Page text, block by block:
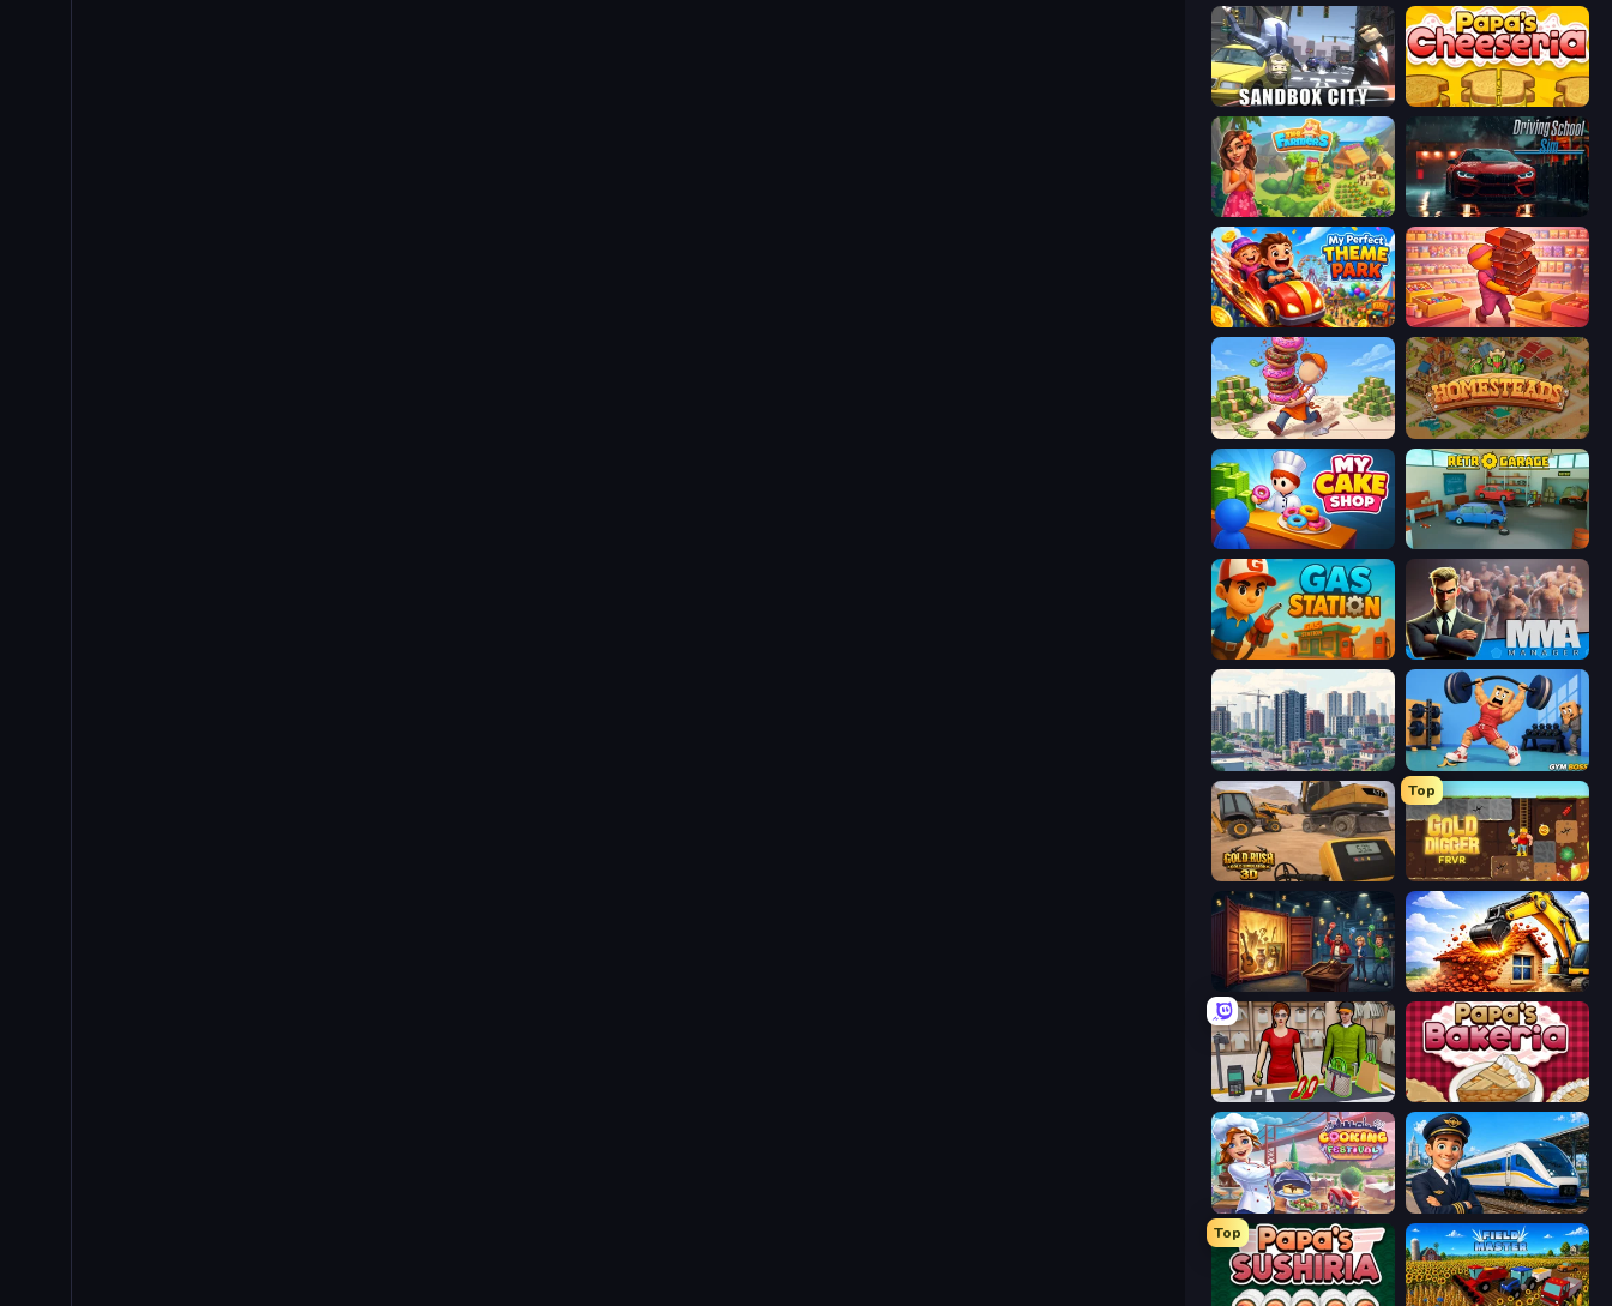
Sandbox City Papa's Cheeseria
The Farmers Driving School Simulator
My Perfect Theme Park Candy Packing Store
Donut Place Homesteads: Dream Farm
My Cake Shop
Gas Station MMA Manager 2
SuperCity 3D Gym Boss
Gold Rush: Gold Simulator 3D
Top
Gold Digger FRVR
Container Auction City Constructor
Shop Master 3D Papa's Bakeria
Cooking Festival Idle Train Empire Tycoon
Top